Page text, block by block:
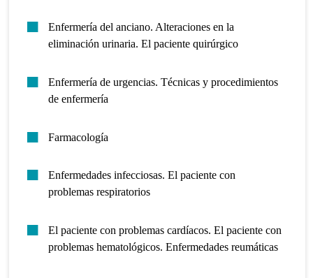
Enfermería del anciano. Alteraciones en la
eliminación urinaria. El paciente quirúrgico
Enfermería de urgencias. Técnicas y procedimientos
de enfermería
Farmacología
Enfermedades infecciosas. El paciente con
problemas respiratorios
El paciente con problemas cardíacos. El paciente con
problemas hematológicos. Enfermedades reumáticas